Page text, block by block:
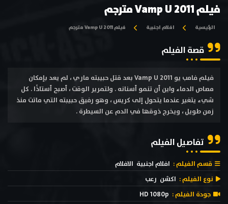
فيلم Vamp U 2011 مترجم
الرئيسية افلام اجنبية فيلم Vamp U 2011 مترجم
قصة الفيلم
فيلم فامب يو Vamp U 2011 بعد قتل حبيبته ماري ، لم يعد بإمكان
مصاص الدماء واين أن تنمو أسنانه . ولتمرير الوقت ، أصبح أستاذًا . كل
شيء يتغير عندما يتحول إلى كريس ، وهو رفيق حبيبته التي ماتت منذ
زمن طويل ، ويخرج ذوقها في الدم عن السيطرة .
تفاصيل الفيلم
قسم الفيلم : افلام اجنبية الافلام
نوع الفيلم : اكشن رعب
جودة الفيلم : HD 1080p